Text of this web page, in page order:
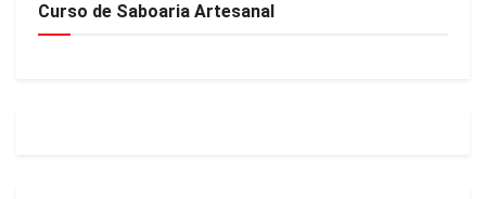
Curso de Saboaria Artesanal